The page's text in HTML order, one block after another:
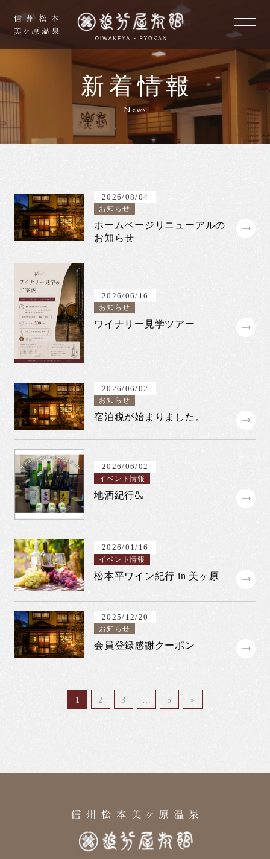
新着情報
News
2026/08/04
お知らせ
ホームページリニューアルの
お知らせ
2026/06/16
お知らせ
ワイナリー見学ツアー
2026/06/02
お知らせ
宿泊税が始まりました。
2026/06/02
イベント情報
地酒紀行🍶
2026/01/16
イベント情報
松本平ワイン紀行 in 美ヶ原
2025/12/20
お知らせ
会員登録感謝クーポン
1 2 3 5 ＞